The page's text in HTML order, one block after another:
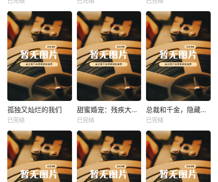
未知 未知 未知
热播
未知
孤独又灿烂的我们
已完结
热播
未知
甜蜜婚宠：残疾大佬夜夜撩
已完结
热播
未知
总裁和千金，隐藏身份闪婚了
已完结